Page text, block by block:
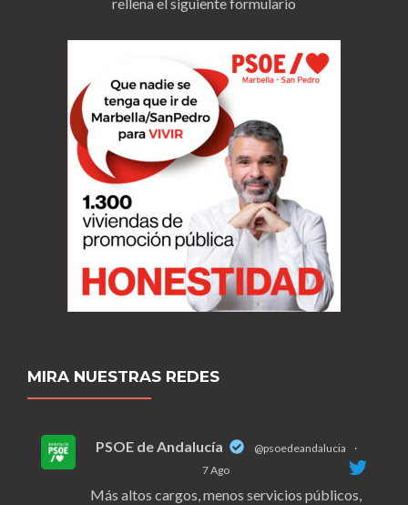
rellena el siguiente formulario
MIRA NUESTRAS REDES
PSOE de Andalucía @psoedeandalucia
·
7 Ago
Más altos cargos, menos servicios públicos,